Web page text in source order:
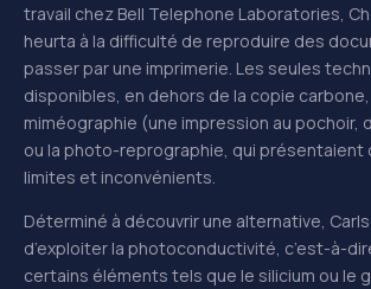
travail chez Bell Telephone Laboratories,
heurta à la difficulté de reproduire des
passer par une imprimerie. Les seules
disponibles, en dehors de la copie
miméographie (une impression au pochoir,
ou la photo-reprographie, qui présentaient
limites et inconvénients.
Déterminé à découvrir une alternative,
d’exploiter la photoconductivité, c’est-à-
certains éléments tels que le silicium ou le